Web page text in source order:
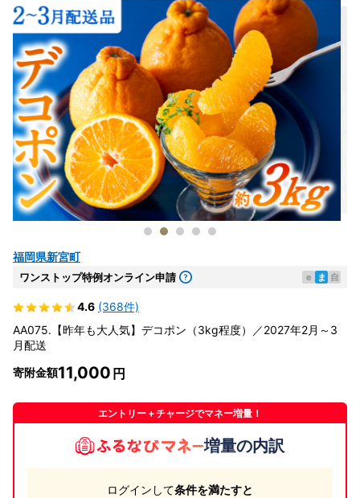
福岡県新宮町
ワンストップ特例オンライン申請 e ま 自
4.6 (368件)
AA075.【昨年も大人気】デコポン（3kg程度）／2027年2月～3
月配送
寄附金額11,000
エントリー＋チャージでマネー増量！
増量の内訳
ログインして条件を満たすと